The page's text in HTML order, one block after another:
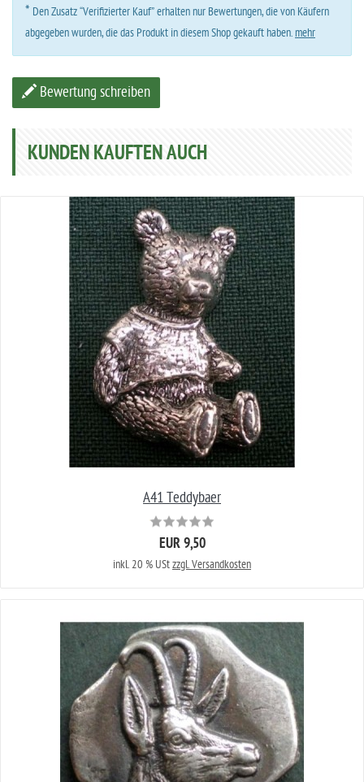
* Den Zusatz “Verifizierter Kauf” erhalten nur Bewertungen, die von Käufern
abgegeben wurden, die das Produkt in diesem Shop gekauft haben.mehr
Bewertung schreiben
KUNDEN KAUFTEN AUCH
A41 Teddybaer
EUR 9,50
inkl. 20 % UStzzgl. Versandkosten